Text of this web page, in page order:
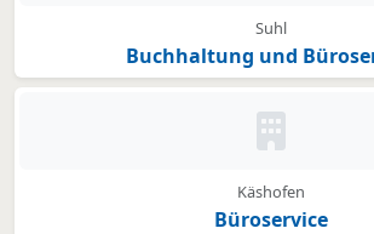
Suhl
Buchhaltung und
Kein Bild
Käshofen
Büroservice